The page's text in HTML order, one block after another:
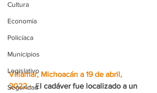
Cultura
Economía
Policíaca
Municipios
Legislativo
Seguridad
Villamar, Michoacán a 19 de abril,
2022.- El cadáver fue localizado a un